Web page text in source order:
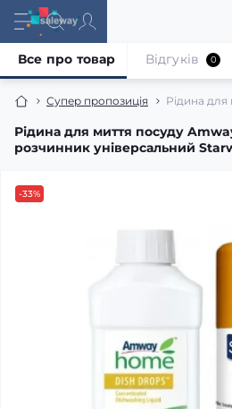
Супер пропозиція Рідина для
Рідина для миття посуду
розчинник універсальний
Все про товар Відгуків 0
-33%